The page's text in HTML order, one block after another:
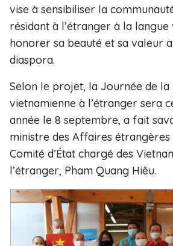
vise à sensibiliser la
résidant à l’étranger à la langue
honorer sa beauté et sa valeur
diaspora.
Selon le projet, la Journée de la
vietnamienne à l’étranger sera
année le 8 septembre, a fait
ministre des Affaires
Comité d’État chargé des
l’étranger, Pham Quang Hiêu.